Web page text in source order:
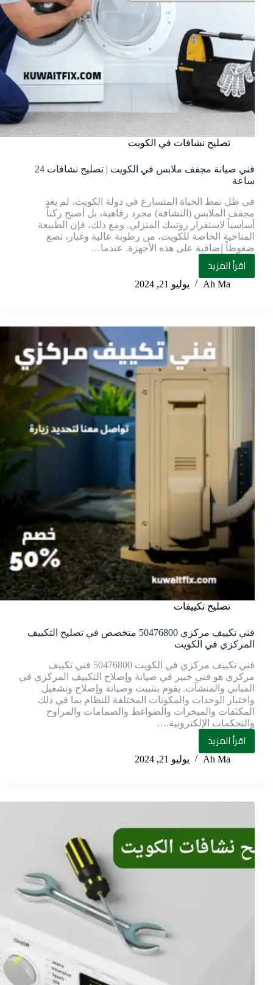
تصليح نشافات في الكويت
فني صيانة مجفف ملابس في الكويت | تصليح نشافات 24
ساعة
في ظل نمط الحياة المتسارع في دولة الكويت، لم يعد
مجفف الملابس (النشافة) مجرد رفاهية، بل أصبح ركناً
أساسياً لاستقرار روتينك المنزلي. ومع ذلك، فإن الطبيعة
المناخية الخاصة للكويت، من رطوبة عالية وغبار، تضع
ضغوطاً إضافية على هذه الأجهزة. عندما…
اقرأ المزيد
Ah Ma يوليو 21, 2024
تصليح تكييفات
فني تكييف مركزي 50476800 متخصص في تصليح التكييف
المركزي في الكويت
فني تكييف مركزي في الكويت 50476800 فني تكييف
مركزي هو فني خبير في صيانة وإصلاح التكييف المركزي في
المباني والمنشآت. يقوم بتثبيت وصيانة وإصلاح وتشغيل
واختبار الوحدات والمكونات المختلفة للنظام بما في ذلك
المكثفات والمبخرات والضواغط والصمامات والمراوح
والتحكمات الإلكترونية.…
اقرأ المزيد
Ah Ma يوليو 21, 2024